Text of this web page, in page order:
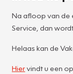
Na afloop van de
Service, dan
Helaas kan de
Hiervindt u een